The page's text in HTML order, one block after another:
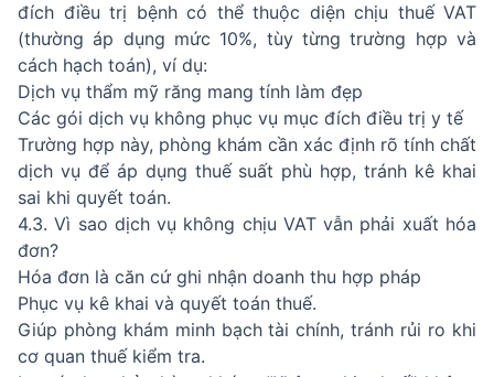
đích điều trị bệnh có thể thuộc diện chịu thuế VAT
(thường áp dụng mức 10%, tùy từng trường hợp và
cách hạch toán), ví dụ:
Dịch vụ thẩm mỹ răng mang tính làm đẹp
Các gói dịch vụ không phục vụ mục đích điều trị y tế
Trường hợp này, phòng khám cần xác định rõ tính chất
dịch vụ để áp dụng thuế suất phù hợp, tránh kê khai
sai khi quyết toán.
4.3. Vì sao dịch vụ không chịu VAT vẫn phải xuất hóa
đơn?
Hóa đơn là căn cứ ghi nhận doanh thu hợp pháp
Phục vụ kê khai và quyết toán thuế.
Giúp phòng khám minh bạch tài chính, tránh rủi ro khi
cơ quan thuế kiểm tra.